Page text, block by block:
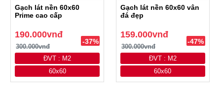
Gạch lát nền 60x60
Prime cao cấp
190.000vnđ
300.000vnđ
-37%
ĐVT : M2
60x60
Gạch lát nền 60x60 vân
đá đẹp
159.000vnđ
300.000vnđ
-47%
ĐVT : M2
60x60